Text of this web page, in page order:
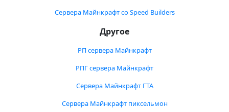
Сервера Майнкрафт со Speed Builders
Другое
РП сервера Майнкрафт
РПГ сервера Майнкрафт
Сервера Майнкрафт ГТА
Сервера Майнкрафт пиксельмон